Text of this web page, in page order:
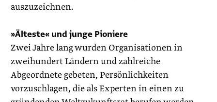
auszuzeichnen.
»Älteste« und junge Pioniere
Zwei Jahre lang wurden Organisationen in
zweihundert Ländern und zahlreiche
Abgeordnete gebeten, Persönlichkeiten
vorzuschlagen, die als Experten in einen zu